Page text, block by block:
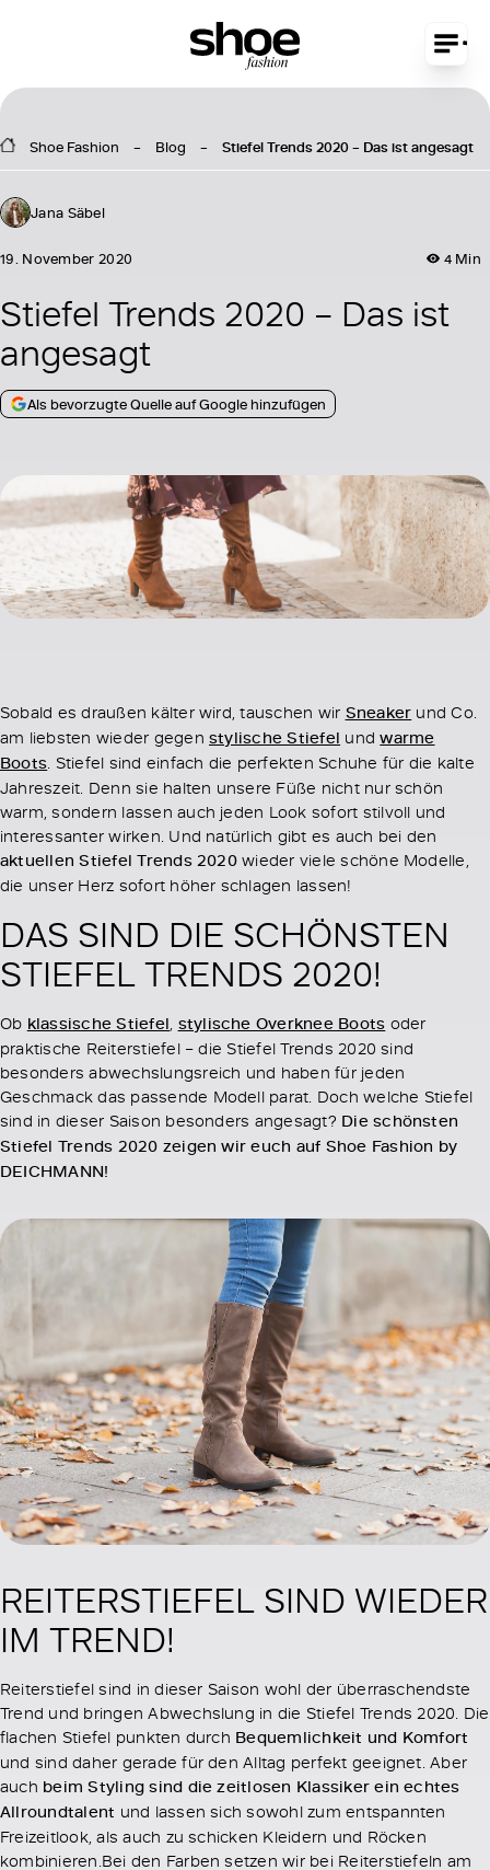
Shoe Fashion Blog Stiefel Trends 2020 – Das ist angesagt
Jana Säbel
4 Min
19. November 2020
Stiefel Trends 2020 – Das ist
angesagt
Als bevorzugte Quelle auf Google hinzufügen
Sobald es draußen kälter wird, tauschen wir Sneaker und Co.
am liebsten wieder gegenstylische Stiefel undwarme
Boots . Stiefel sind einfach die perfekten Schuhe für die kalte
Jahreszeit. Denn sie halten unsere Füße nicht nur schön
warm, sondern lassen auch jeden Look sofort stilvoll und
interessanter wirken. Und natürlich gibt es auch bei den
aktuellen Stiefel Trends 2020wieder viele schöne Modelle,
die unser Herz sofort höher schlagen lassen!
DAS SIND DIE SCHÖNSTEN
STIEFEL TRENDS 2020!
Ob klassische Stiefel stylische Overknee Boots oder
praktische Reiterstiefel – die Stiefel Trends 2020 sind
besonders abwechslungsreich und haben für jeden
Geschmack das passende Modell parat. Doch welche Stiefel
sind in dieser Saison besonders angesagt? Die schönsten
Stiefel Trends 2020 zeigen wir euch auf Shoe Fashion by
DEICHMANN!
REITERSTIEFEL SIND WIEDER
IM TREND!
Reiterstiefel sind in dieser Saison wohl der überraschendste
Trend und bringen Abwechslung in die Stiefel Trends 2020. Die
flachen Stiefel punkten durch Bequemlichkeit und Komfort
und sind daher gerade für den Alltag perfekt geeignet. Aber
auch beim Styling sind die zeitlosen Klassiker ein echtes
Allroundtalent und lassen sich sowohl zum entspannten
Freizeitlook, als auch zu schicken Kleidern und Röcken
kombinieren.Bei den Farben setzen wir bei Reiterstiefeln am